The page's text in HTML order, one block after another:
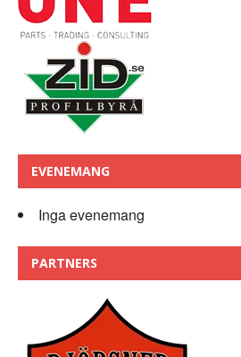
EVENEMANG
Inga evenemang
PARTNERS